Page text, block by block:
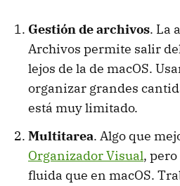
Gestión de archivos. La
Archivos permite salir
lejos de la de macOS.
organizar grandes
está muy limitado.
Multitarea. Algo que
Organizador Visual,
fluida que en macOS.